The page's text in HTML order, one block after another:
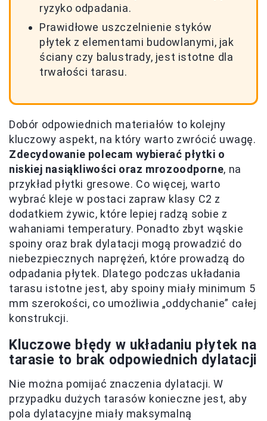
ryzyko odpadania.
Prawidłowe uszczelnienie styków
płytek z elementami budowlanymi, jak
ściany czy balustrady, jest istotne dla
trwałości tarasu.
Dobór odpowiednich materiałów to kolejny
kluczowy aspekt, na który warto zwrócić uwagę.
Zdecydowanie polecam wybierać płytki o
niskiej nasiąkliwości oraz mrozoodporne, na
przykład płytki gresowe. Co więcej, warto
wybrać kleje w postaci zapraw klasy C2 z
dodatkiem żywic, które lepiej radzą sobie z
wahaniami temperatury. Ponadto zbyt wąskie
spoiny oraz brak dylatacji mogą prowadzić do
niebezpiecznych naprężeń, które prowadzą do
odpadania płytek. Dlatego podczas układania
tarasu istotne jest, aby spoiny miały minimum 5
mm szerokości, co umożliwia „oddychanie” całej
konstrukcji.
Kluczowe błędy w układaniu płytek na
tarasie to brak odpowiednich dylatacji
Nie można pomijać znaczenia dylatacji. W
przypadku dużych tarasów konieczne jest, aby
pola dylatacyjne miały maksymalną